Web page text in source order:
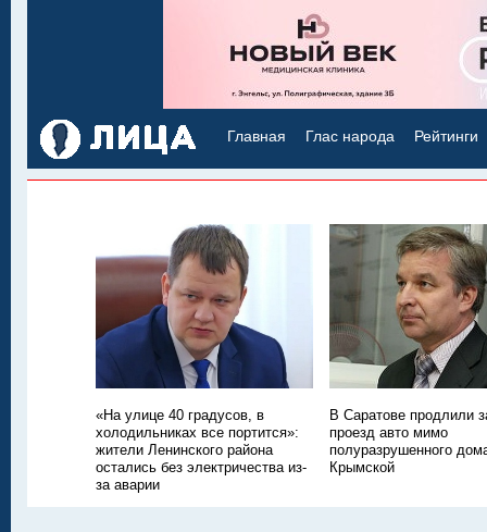
Главная Глас народа Рейтинги
«На улице 40 градусов, в
холодильниках все портится»:
жители Ленинского района
остались без электричества из-
за аварии
В Саратове продлили
проезд авто мимо
полуразрушенного
Крымской